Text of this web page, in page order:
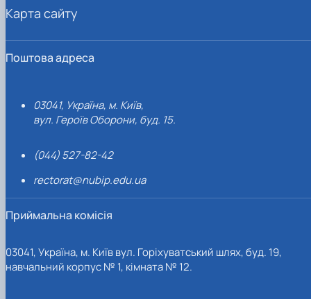
Поштова адреса
03041, Україна, м. Київ,
вул. Героїв Оборони, буд. 15.
(044) 527-82-42
rectorat@nubip.edu.ua
Приймальна комісія
03041, Україна, м. Київ вул. Горіхуватський шлях, буд. 19,
навчальний корпус № 1, кімната № 12.
Карта сайту